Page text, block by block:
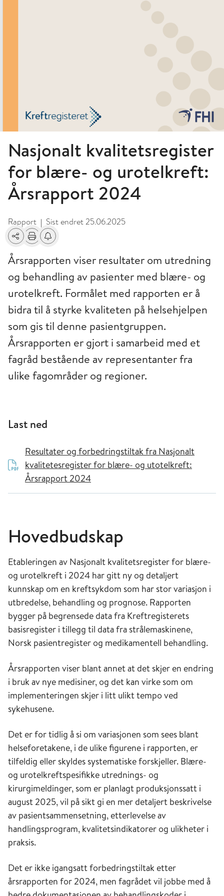
Nasjonalt kvalitetsregister
for blære- og urotelkreft:
Årsrapport 2024
Rapport | Sist endret25.06.2025
Del Skriv utFå varsel om endringer
Årsrapporten viser resultater om utredning
og behandling av pasienter med blære- og
urotelkreft. Formålet med rapporten er å
bidra til å styrke kvaliteten på helsehjelpen
som gis til denne pasientgruppen.
Årsrapporten er gjort i samarbeid med et
fagråd bestående av representanter fra
ulike fagområder og regioner.
Last ned
Resultater og forbedringstiltak fra Nasjonalt
kvalitetesregister for blære- og utotelkreft:
Årsrapport 2024
Hovedbudskap
Etableringen av Nasjonalt kvalitetsregister for blære-
og urotelkreft i 2024 har gitt ny og detaljert
kunnskap om en kreftsykdom som har stor variasjon i
utbredelse, behandling og prognose. Rapporten
bygger på begrensede data fra Kreftregisterets
basisregister i tillegg til data fra strålemaskinene,
Norsk pasientregister og medikamentell behandling.
Årsrapporten viser blant annet at det skjer en endring
i bruk av nye medisiner, og det kan virke som om
implementeringen skjer i litt ulikt tempo ved
sykehusene.
Det er for tidlig å si om variasjonen som sees blant
helseforetakene, i de ulike figurene i rapporten, er
tilfeldig eller skyldes systematiske forskjeller. Blære-
og urotelkreftspesifikke utrednings- og
kirurgimeldinger, som er planlagt produksjonssatt i
august 2025, vil på sikt gi en mer detaljert beskrivelse
av pasientsammensetning, etterlevelse av
handlingsprogram, kvalitetsindikatorer og ulikheter i
praksis.
Det er ikke igangsatt forbedringstiltak etter
årsrapporten for 2024, men fagrådet vil jobbe med å